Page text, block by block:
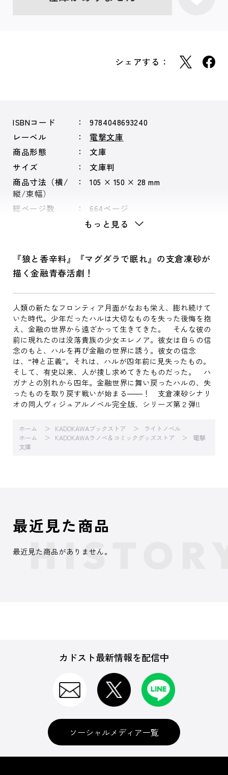
シェアする：
ISBNコード
9784048693240
レーベル
電撃文庫
商品形態
文庫
サイズ
文庫判
商品寸法（横/
縦/束幅）
105 × 150 × 28 mm
総ページ数 664ページ
もっと見る
『狼と香辛料』『マグダラで眠れ』の支倉凍砂が
描く金融青春活劇！
人類の新たなフロンティア月面がなおも栄え、膨れ続けて
いた時代。少年だったハルは大切なものを失った後悔を抱
え、金融の世界から遠ざかって生きてきた。 そんな彼の
前に現れたのは没落貴族の少女エレノア。彼女は自らの信
念のもと、ハルを再び金融の世界に誘う。彼女の信念
は、“神と正義”。それは、ハルが四年前に見失ったもの。
そして、有史以来、人が捜し求めてきたものだった。 ハ
ガナとの別れから四年。金融世界に舞い戻ったハルの、失
ったものを取り戻す戦いが始まる――！ 支倉凍砂シナリ
オの同人ヴィジュアルノベル完全版、シリーズ第２弾!!
ホーム KADOKAWAブックストア
ライトノベル
ホーム
KADOKAWAラノベ＆コミックグッズストア
電撃
文庫
最近見た商品
最近見た商品がありません。
カドスト最新情報を配信中
ソーシャルメディア一覧